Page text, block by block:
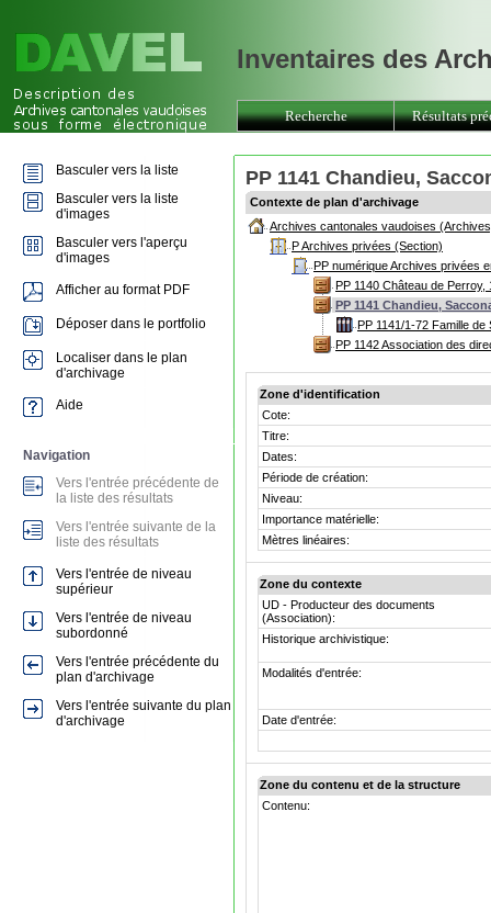
PP 1141 Chandieu,
Contexte de plan d'archivage
Archives cantonales vaudoises
P Archives privées (Section)
PP numérique Archives privées
PP 1140 Château de
PP 1141 Chandieu,
PP 1141/1-72 Famille
PP 1142 Association des
Zone d'identification
Cote:
Titre:
Dates:
Période de création:
Niveau:
Importance matérielle:
Mètres linéaires:
Zone du contexte
UD - Producteur des documents
(Association):
Historique archivistique:
Modalités d'entrée:
Date d'entrée:
Zone du contenu et de la structure
Contenu:
Inventaires des
Recherche Résultats
Basculer vers la liste
Basculer vers la liste
d'images
Basculer vers l'aperçu
d'images
Afficher au format PDF
Déposer dans le portfolio
Localiser dans le plan
d'archivage
Aide
Navigation
Vers l'entrée précédente de
la liste des résultats
Vers l'entrée suivante de la
liste des résultats
Vers l'entrée de niveau
supérieur
Vers l'entrée de niveau
subordonné
Vers l'entrée précédente du
plan d'archivage
Vers l'entrée suivante du plan
d'archivage